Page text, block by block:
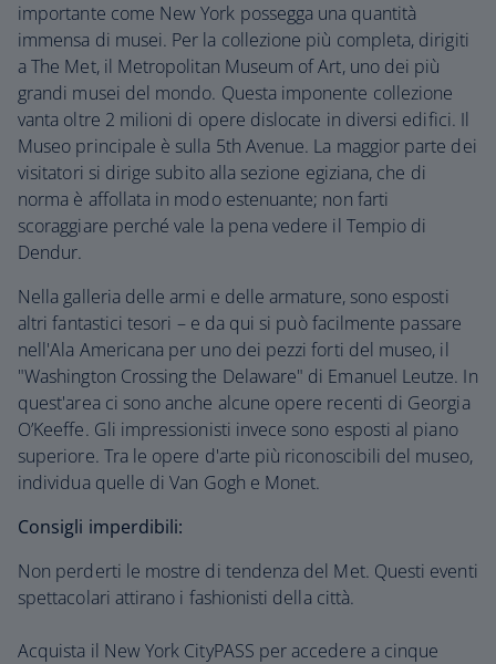
importante come New York possegga una quantità
immensa di musei. Per la collezione più completa, dirigiti
a The Met, il Metropolitan Museum of Art, uno dei più
grandi musei del mondo. Questa imponente collezione
vanta oltre 2 milioni di opere dislocate in diversi edifici. Il
Museo principale è sulla 5th Avenue. La maggior parte dei
visitatori si dirige subito alla sezione egiziana, che di
norma è affollata in modo estenuante; non farti
scoraggiare perché vale la pena vedere il Tempio di
Dendur.
Nella galleria delle armi e delle armature, sono esposti
altri fantastici tesori – e da qui si può facilmente passare
nell'Ala Americana per uno dei pezzi forti del museo, il
"Washington Crossing the Delaware" di Emanuel Leutze. In
quest'area ci sono anche alcune opere recenti di Georgia
O’Keeffe. Gli impressionisti invece sono esposti al piano
superiore. Tra le opere d'arte più riconoscibili del museo,
individua quelle di Van Gogh e Monet.
Consigli imperdibili:
Non perderti le mostre di tendenza del Met. Questi eventi
spettacolari attirano i fashionisti della città.
Acquista il New York CityPASS per accedere a cinque